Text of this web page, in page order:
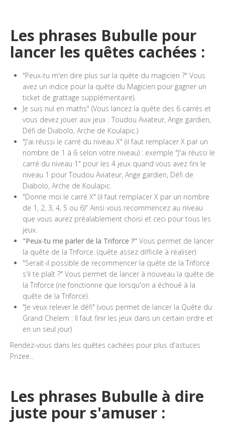
Les phrases Bubulle pour
lancer les quêtes cachées :
"Peux-tu m'en dire plus sur la quête du magicien ?" Vous
avez un indice pour la quête du Magicien pour gagner un
ticket de grattage supplémentaire).
Je suis nul en maths" (Vous lancez la quête des 6 carrés et
vous devez jouer aux jeux : Toudou Aviateur, Ange gardien,
Défi de Diabolo, Arche de Koulapic.)
"J'ai réussi le carré du niveau X" (il faut remplacer X par un
nombre de 1 à 6 selon votre niveau) : exemple "J'ai réussi le
carré du niveau 1" pour les 4 jeux quand vous avez fini le
niveau 1 pour Toudou Aviateur, Ange gardien, Défi de
Diabolo, Arche de Koulapic.
"Donne moi le carré X" (il faut remplacer X par un nombre
de 1, 2, 3, 4, 5 ou 6)" Ainsi vous recommencez au niveau
que vous aurez préalablement choisi et ceci pour tous les
jeux.
"Peux-tu me parler de la Triforce ?" Vous permet de lancer
la quête de la Triforce. (quête assez difficile à réaliser)
"Serait-il possible de recommencer la quête de la Triforce
s'il te plaît ?" Vous permet de lancer à nouveau la quête de
la Triforce (ne fonctionne que lorsqu'on a échoué à la
quête de la Triforce).
"Je veux relever le défi" (vous permet de lancer la Quête du
Grand Chelem : Il faut finir les jeux dans un certain ordre et
en un seul jour)
Rendez-vous dans les quêtes cachées pour plus d'astuces
Prizee...
Les phrases Bubulle à dire
juste pour s'amuser :